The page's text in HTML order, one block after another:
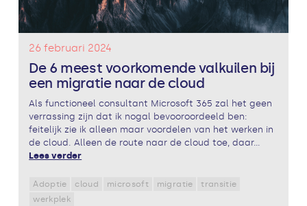
26 februari 2024
De 6 meest voorkomende valkuilen bij
een migratie naar de cloud
Als functioneel consultant Microsoft 365 zal het geen
verrassing zijn dat ik nogal bevooroordeeld ben:
feitelijk zie ik alleen maar voordelen van het werken in
de cloud. Alleen de route naar de cloud toe, daar...
Lees verder
Adoptie cloud microsoft migratie
transitie
werkplek